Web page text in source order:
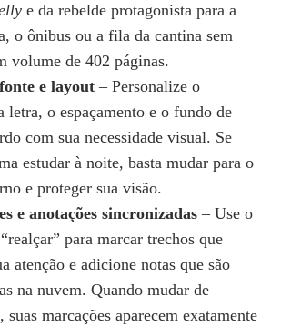
e da rebelde protagonista para a
o ônibus ou a fila da cantina sem
volume de 402 páginas.
e layout – Personalize o
letra, o espaçamento e o fundo de
com sua necessidade visual. Se
estudar à noite, basta mudar para o
e proteger sua visão.
e anotações sincronizadas – Use o
para marcar trechos que
atenção e adicione notas que são
na nuvem. Quando mudar de
marcações aparecem exatamente